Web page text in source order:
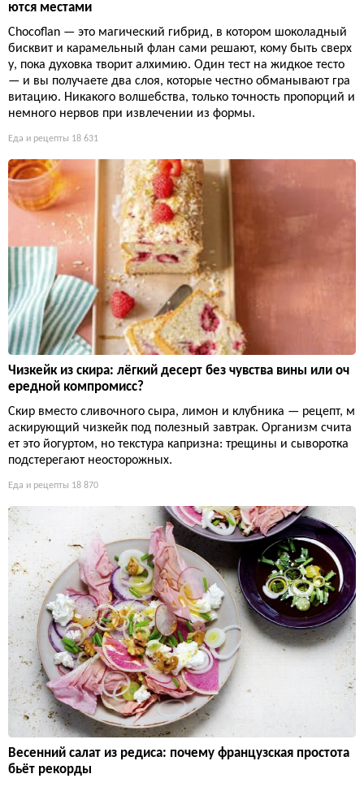
ются местами
Chocoflan — это магический гибрид, в котором шоколадный
бисквит и карамельный флан сами решают, кому быть сверх
у, пока духовка творит алхимию. Один тест на жидкое тесто
— и вы получаете два слоя, которые честно обманывают гра
витацию. Никакого волшебства, только точность пропорций и
немного нервов при извлечении из формы.
Еда и рецепты 18 631
Чизкейк из скира: лёгкий десерт без чувства вины или оч
ередной компромисс?
Скир вместо сливочного сыра, лимон и клубника — рецепт, м
аскирующий чизкейк под полезный завтрак. Организм счита
ет это йогуртом, но текстура капризна: трещины и сыворотка
подстерегают неосторожных.
Еда и рецепты 18 870
Весенний салат из редиса: почему французская простота
бьёт рекорды